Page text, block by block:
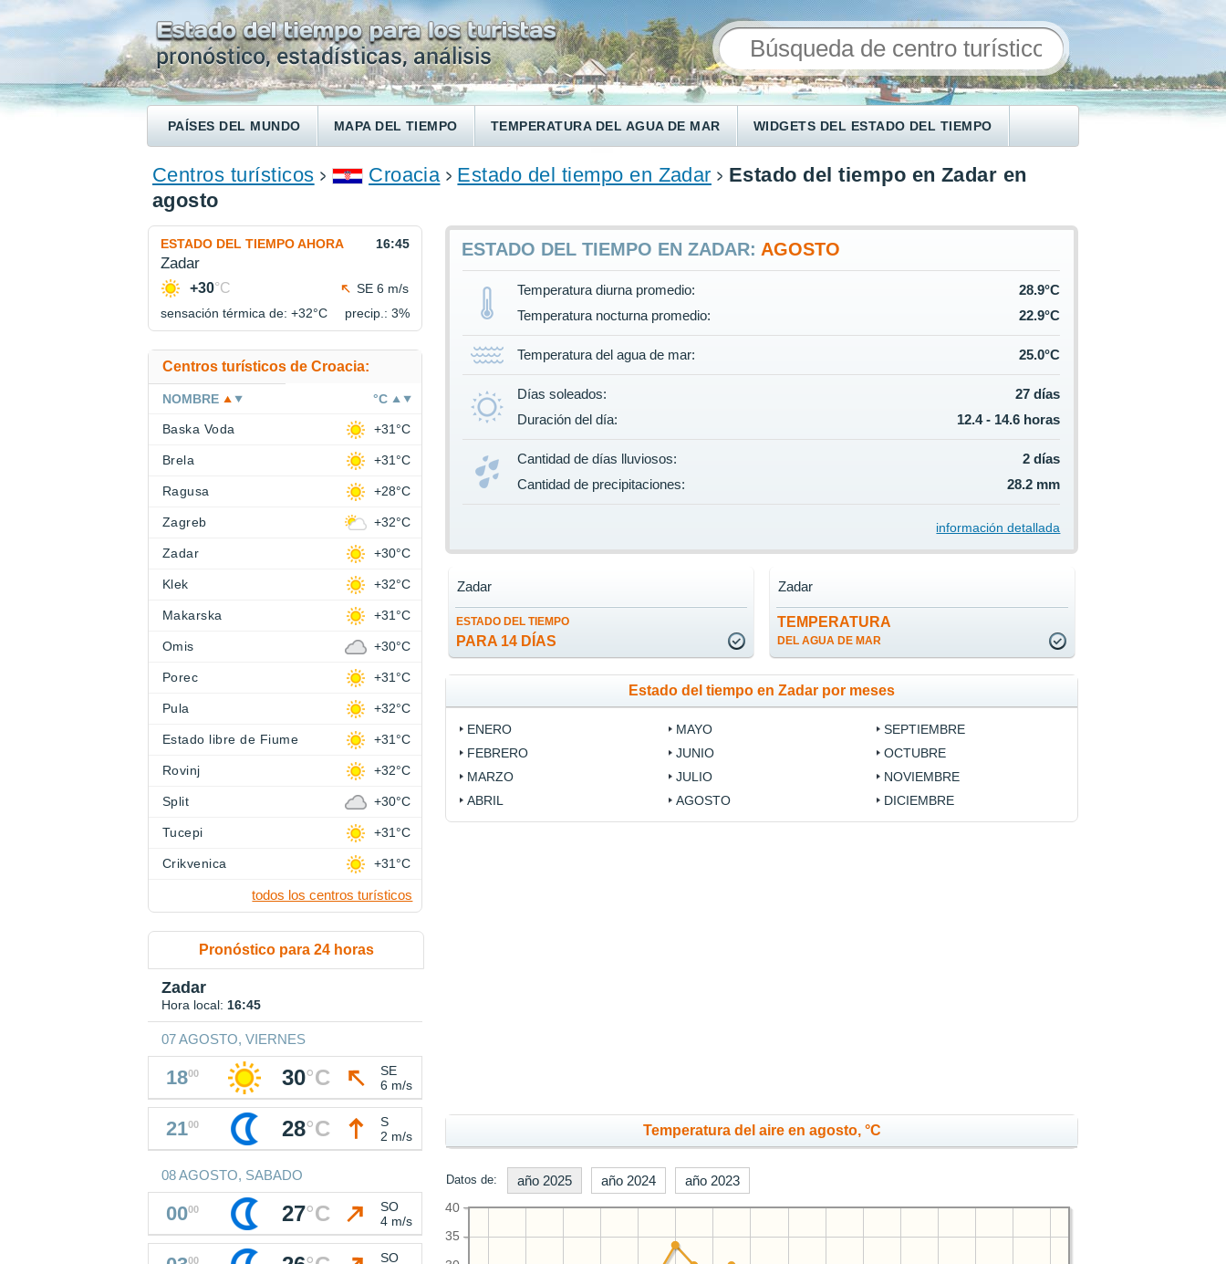
PAÍSES DEL MUNDO MAPA DEL TIEMPO TEMPERATURA DEL AGUA DE MAR WIDGETS DEL ESTADO DEL TIEMPO
ENCONTRAR UN HOTEL
Centros turísticos Croacia Estado del tiempo en Zadar
Estado del tiempo en Zadar en
agosto
ESTADO DEL TIEMPO EN ZADAR: AGOSTO
Temperatura diurna promedio:
28.9°C
Temperatura nocturna promedio:
22.9°C
Temperatura del agua de mar: 25.0°C
Días soleados:
27 días
Duración del día:
12.4 - 14.6 horas
Cantidad de días lluviosos:
2 días
Cantidad de precipitaciones:
28.2 mm
información detallada
ESTADO DEL TIEMPO
PARA 14 DÍAS
Zadar
TEMPERATURA
DEL AGUA DE MAR
Zadar
Estado del tiempo en Zadar por meses
ENERO
FEBRERO
MARZO
ABRIL
MAYO
JUNIO
JULIO
AGOSTO
SEPTIEMBRE
OCTUBRE
NOVIEMBRE
DICIEMBRE
Temperatura del aire en agosto, °C
Datos de: año 2025 año 2024 año 2023
35
40
ESTADO DEL TIEMPO AHORA 16:45
Zadar
+30°C
SE 6 m/s
sensación térmica de: +32°C precip.: 3%
Centros turísticos de Croacia:
NOMBRE °C
Baska Voda +31°C
Brela +31°C
Ragusa +28°C
Zagreb +32°C
Zadar +30°C
Klek +32°C
Makarska +31°C
Omis +30°C
Porec +31°C
Pula +32°C
Estado libre de Fiume +31°C
Rovinj +32°C
Split +30°C
Tucepi +31°C
Crikvenica +31°C
todos los centros turísticos
Pronóstico para 24 horas
Zadar
Hora local: 16:45
07 AGOSTO, VIERNES
1800 30°C
SE
6 m/s
2100 28°C
S
2 m/s
08 AGOSTO, SABADO
0000 27°C
SO
4 m/s
00
SO